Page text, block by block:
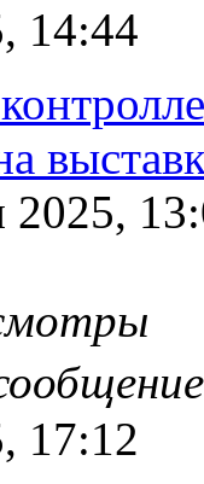
14:44
2025,
17:12